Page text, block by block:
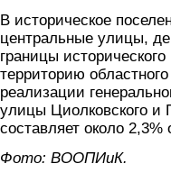
В историческое
центральные улицы,
границы
территорию
реализации
улицы Циолковского и
составляет около 2,3%
Фото: ВООПИиК.